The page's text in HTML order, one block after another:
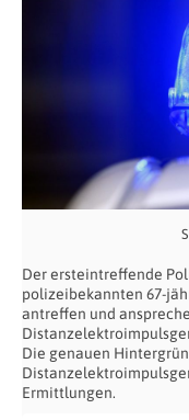
Der ersteintreffende
polizeibekannten 67-
antreffen und
Die genauen
Ermittlungen.